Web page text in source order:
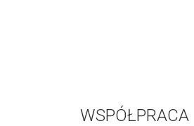
WSPÓŁPRACA